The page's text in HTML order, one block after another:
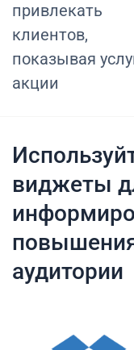
привлекать
клиентов,
показывая
акции
виджеты
аудитории